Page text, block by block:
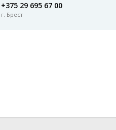
+375 29 695 67 00
г. Брест